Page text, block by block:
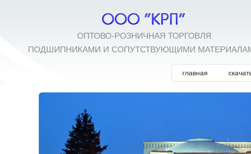
ОПТОВО-РОЗНИЧНАЯ ТОРГОВЛЯ
ПОДШИПНИКАМИ И СОПУТСТВУЮЩИМИ
главная